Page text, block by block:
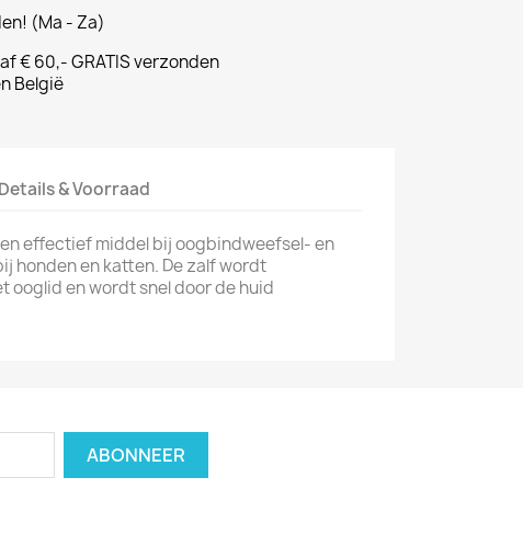
(Ma - Za)
€ 60,- GRATIS verzonden
België
Details & Voorraad
effectief middel bij oogbindweefsel- en
honden en katten. De zalf wordt
ooglid en wordt snel door de huid